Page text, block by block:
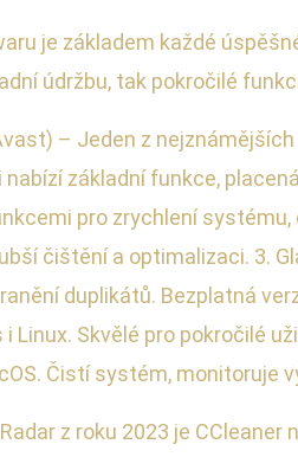
je základem každé
údržbu, tak pokročilé
– Jeden z
nabízí základní funkce,
pro zrychlení systému,
čištění a optimalizaci. 3.
duplikátů. Bezplatná
Linux. Skvělé pro pokročilé
Čistí systém, monitoruje
z roku 2023 je